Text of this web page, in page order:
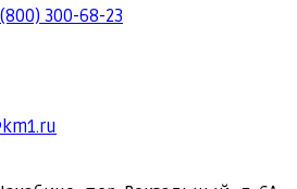
300-68-23